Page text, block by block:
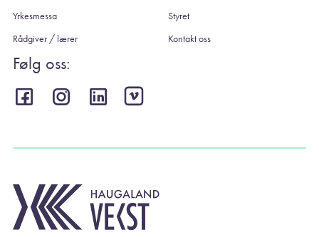
Yrkesmessa
Rådgiver / lærer
Styret
Kontakt oss
Følg oss: